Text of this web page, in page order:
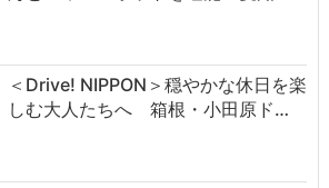
＜Drive! NIPPON＞穏やかな休日を楽
しむ大人たちへ 箱根・小田原ド…